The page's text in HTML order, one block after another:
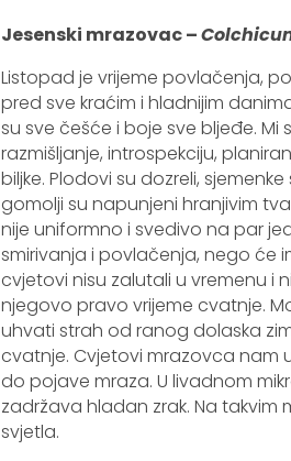
Jesenski mrazovac –
Listopad je vrijeme povlačenja,
pred sve kraćim i hladnijim
su sve češće i boje sve bljeđe.
razmišljanje, introspekciju,
biljke. Plodovi su dozreli,
gomolji su napunjeni hranjivim
nije uniformno i svedivo na par
smirivanja i povlačenja, nego će
cvjetovi nisu zalutali u vremenu i
njegovo pravo vrijeme cvatnje.
uhvati strah od ranog dolaska
cvatnje. Cvjetovi mrazovca nam
do pojave mraza. U livadnom
zadržava hladan zrak. Na takvim
svjetla.